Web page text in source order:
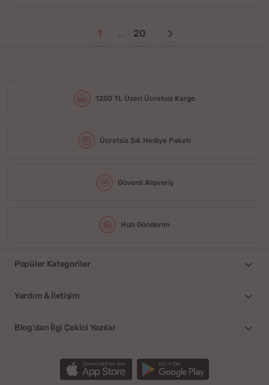
1 20
1250 TL Üzeri Ücretsiz Kargo
Ücretsiz Şık Hediye Paketi
Güvenli Alışveriş
Hızlı Gönderim
Popüler Kategoriler
Yardım & İletişim
Blog'dan İlgi Çekici Yazılar